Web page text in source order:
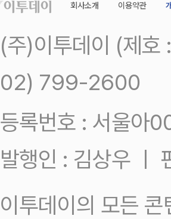
회사소개 이용약관
(주)이투데이 (제
02) 799-2600
등록번호 : 서울아
발행인 : 김상우 ㅣ
이투데이의 모든